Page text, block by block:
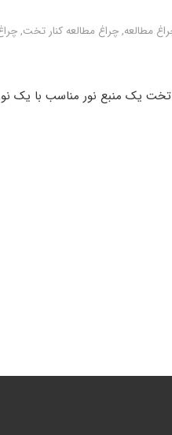
مطالعه,چراغ مطالعه کنار تخت,
تخت یک منبع نور مناسب با یک